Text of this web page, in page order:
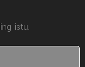
listu.